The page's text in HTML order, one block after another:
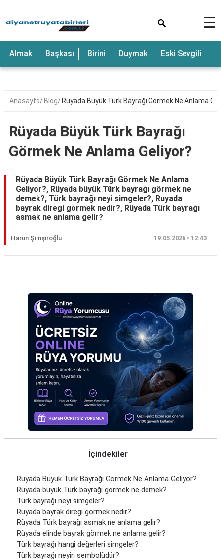
Anne
Bebek
Çocuk
Deniz
Düğün
Erkek
Eski
Eş
Gelin
Kardeş
☰
Almak Başkası Birini Duymak Eski Sevgili
Anasayfa Blog Rüyada Büyük Türk Bayrağı Görmek Ne Anlama
Rüyada Büyük Türk Bayrağı
Görmek Ne Anlama Geliyor?
Rüyada Büyük Türk Bayrağı Görmek Ne Anlama
Geliyor?, Rüyada büyük Türk bayrağı görmek ne
demek?, Türk bayrağı neyi simgeler?, Ruyada
bayrak diregi gormek nedir?, Rüyada Türk bayrağı
asmak ne anlama gelir?
Harun Şimşiroğlu 19.05.2026 • 12:43
İçindekiler
Rüyada Büyük Türk Bayrağı Görmek Ne Anlama Geliyor?
Rüyada büyük Türk bayrağı görmek ne demek?
Türk bayrağı neyi simgeler?
Ruyada bayrak diregi gormek nedir?
Rüyada Türk bayrağı asmak ne anlama gelir?
Rüyada elinde bayrak görmek ne anlama gelir?
Türk bayrağı hangi değerleri simgeler?
Türk bayrağı neyin sembolüdür?